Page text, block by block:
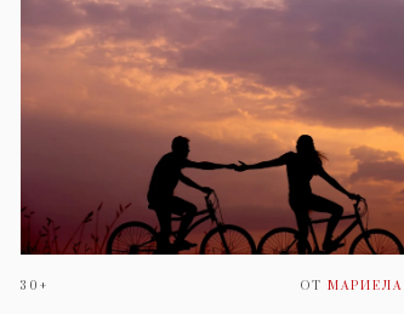
30+ ОТ